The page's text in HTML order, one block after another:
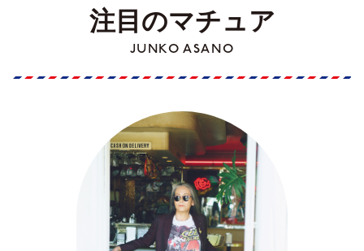
注目のマチュア
JUNKO ASANO